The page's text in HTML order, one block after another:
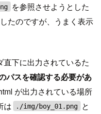
を参照させようとした
たのですが、うまく表示
直下に出力されているた
パスを確認する必要があ
が出力されている場所
は
./img/boy_01.png
と